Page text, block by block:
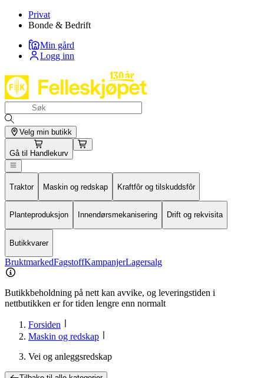
Privat
Bonde & Bedrift
Min gård
Logg inn
Velg min butikk
Gå til Handlekurv
Traktor Maskin og redskap Kraftfôr og tilskuddsfôr
Planteproduksjon Innendørsmekanisering Drift og rekvisita
Butikkvarer
BruktmarkedFagstoffKampanjerLagersalg
Butikkbeholdning på nett kan avvike, og leveringstiden i
nettbutikken er for tiden lengre enn normalt
Forsiden
Maskin og redskap
Vei og anleggsredskap